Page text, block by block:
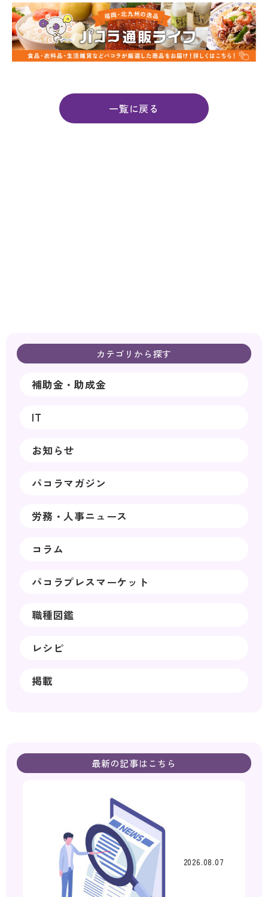
一覧に戻る
カテゴリから探す
補助金・助成金
IT
お知らせ
パコラマガジン
労務・人事ニュース
コラム
パコラプレスマーケット
職種図鑑
レシピ
掲載
最新の記事はこちら
2026.08.07